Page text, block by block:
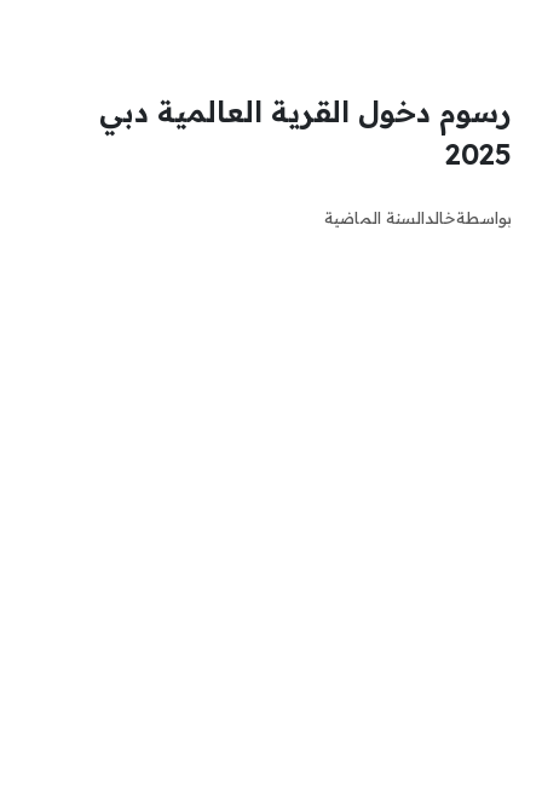
رسوم دخول القرية العالمية دبي
2025
بواسطةخالدالسنة الماضية